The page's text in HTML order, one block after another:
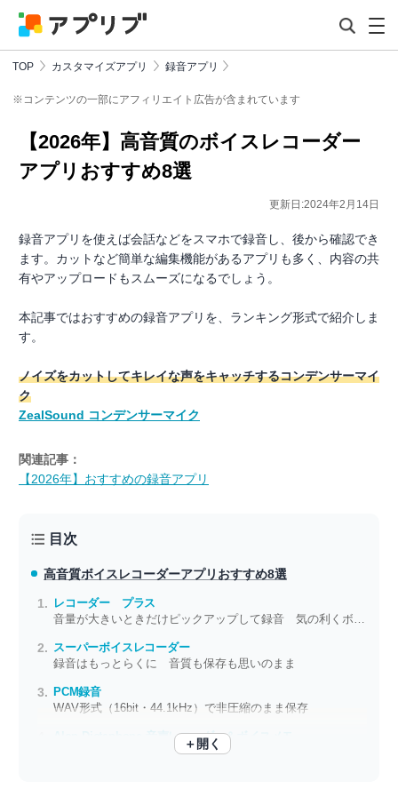
TOP カスタマイズアプリ 録音アプリ
※コンテンツの一部にアフィリエイト広告が含まれています
【2026年】高音質のボイスレコーダー
アプリおすすめ8選
更新日:2024年2月14日
録音アプリを使えば会話などをスマホで録音し、後から確認でき
ます。カットなど簡単な編集機能があるアプリも多く、内容の共
有やアップロードもスムーズになるでしょう。
本記事ではおすすめの録音アプリを、ランキング形式で紹介しま
す。
ノイズをカットしてキレイな声をキャッチするコンデンサーマイ
ク
ZealSound コンデンサーマイク
関連記事：
【2026年】おすすめの録音アプリ
目次
高音質ボイスレコーダーアプリ おすすめ8選
レコーダー プラス
音量が大きいときだけピックアップして録音 気の利くボイスレコーダー
スーパーボイスレコーダー
録音はもっとらくに 音質も保存も思いのまま
PCM録音
WAV形式（16bit・44.1kHz）で非圧縮のまま保存
Alon Dictaphone-音声レコーダー＆ボイスメモ
録音品質を細かく設定できる WAV・MP3に対応
＋開く